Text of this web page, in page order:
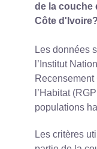
de la couche
Côte d'Ivoire?
Les données
l’Institut
l’Habitat
populations
Les critères